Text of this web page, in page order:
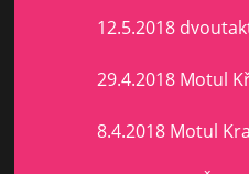
12.5.2018
29.4.2018 Motul
8.4.2018 Motul